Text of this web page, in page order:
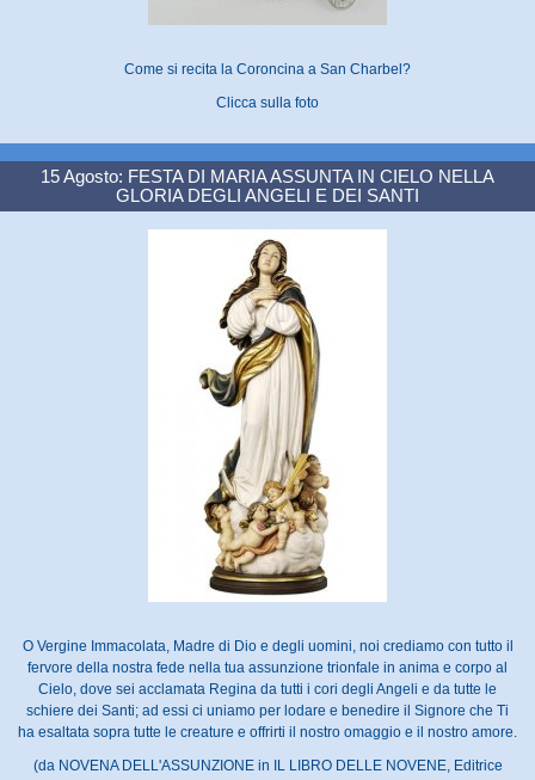
Come si recita la Coroncina a San Charbel?
Clicca sulla foto
15 Agosto: FESTA DI MARIA ASSUNTA IN CIELO NELLA
GLORIA DEGLI ANGELI E DEI SANTI
O Vergine Immacolata, Madre di Dio e degli uomini, noi crediamo con tutto il
fervore della nostra fede nella tua assunzione trionfale in anima e corpo al
Cielo, dove sei acclamata Regina da tutti i cori degli Angeli e da tutte le
schiere dei Santi; ad essi ci uniamo per lodare e benedire il Signore che Ti
ha esaltata sopra tutte le creature e offrirti il nostro omaggio e il nostro amore.
(da NOVENA DELL'ASSUNZIONE in IL LIBRO DELLE NOVENE, Editrice